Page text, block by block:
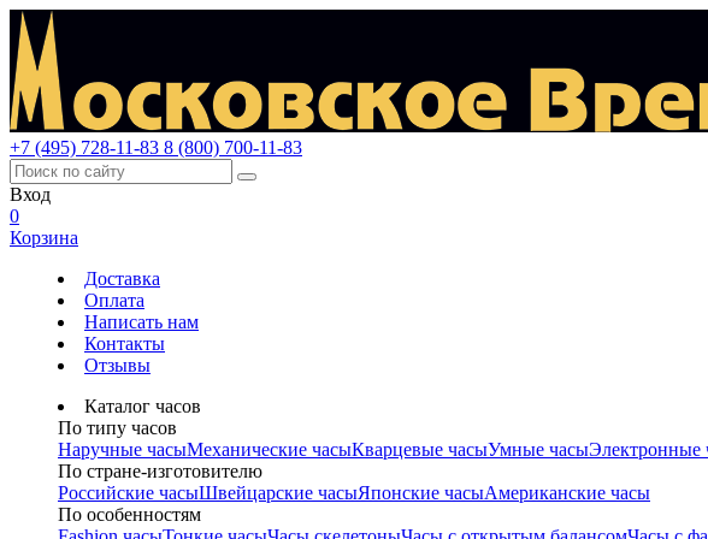
+7 (495) 728-11-83 8 (800) 700-11-83
Вход
0
Корзина
Доставка
Оплата
Написать нам
Контакты
Отзывы
Каталог часов
По типу часов
Наручные часыМеханические часыКварцевые часыУмные часыЭлектронные
По стране-изготовителю
Российские часыШвейцарские часыЯпонские часыАмериканские часы
По особенностям